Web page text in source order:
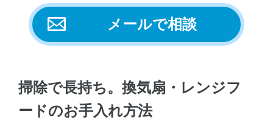
メールで相談
掃除で長持ち。換気扇・レンジフ
ードのお手入れ方法